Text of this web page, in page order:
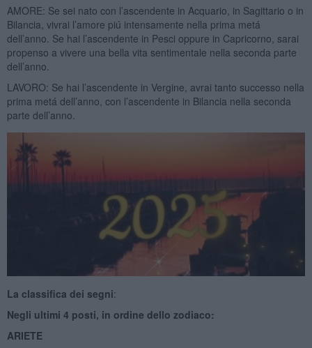
AMORE: Se sei nato con l’ascendente in Acquario, in Sagittario o in
Bilancia, vivrai l’amore piú intensamente nella prima metá
dell’anno. Se hai l’ascendente in Pesci oppure in Capricorno, sarai
propenso a vivere una bella vita sentimentale nella seconda parte
dell’anno.
LAVORO: Se hai l’ascendente in Vergine, avrai tanto successo nella
prima metá dell’anno, con l’ascendente in Bilancia nella seconda
parte dell’anno.
La classifica dei segni:
Negli ultimi 4 posti, in ordine dello zodiaco:
ARIETE